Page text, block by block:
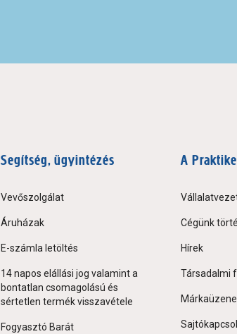
Segítség, ügyintézés
Vevőszolgálat
Áruházak
E-számla letöltés
14 napos elállási jog valamint a
bontatlan csomagolású és
sértetlen termék visszavétele
Fogyasztó Barát
A
Cégünk
Hírek
Társadalmi